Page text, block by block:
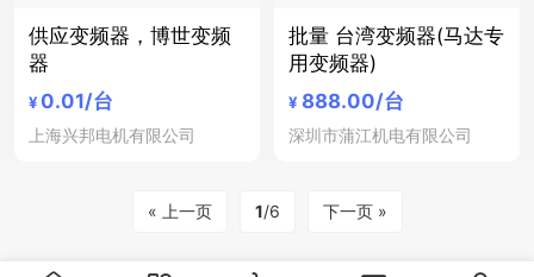
供应变频器，博世变频
器
¥ 0.01/台
上海兴邦电机有限公司
批量 台湾变频器(马达专
用变频器)
¥ 888.00/台
深圳市蒲江机电有限公司
« 上一页 1/6 下一页 »